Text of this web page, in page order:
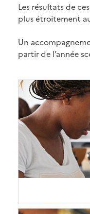
Les résultats de
plus étroitement
Un
partir de l’année